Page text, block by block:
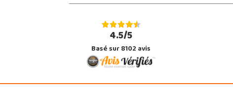
4.5/5
Basé sur 8102 avis